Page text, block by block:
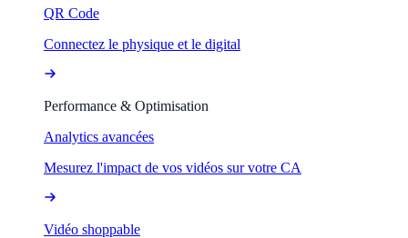
QR Code
Connectez le physique et le digital
Performance & Optimisation
Analytics avancées
Mesurez l'impact de vos vidéos sur votre CA
Vidéo shoppable